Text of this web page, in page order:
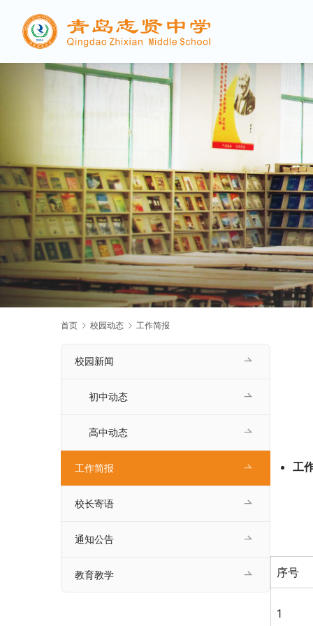
首页 校园动态 工作简报
工
序号
1
校园新闻
初中动态
高中动态
工作简报
校长寄语
通知公告
教育教学